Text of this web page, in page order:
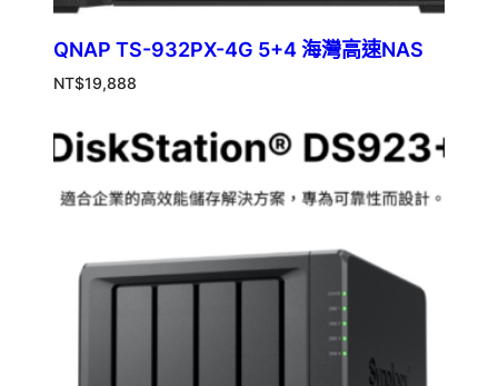
QNAP TS-932PX-4G 5+4 海灣高速NAS
NT$19,888